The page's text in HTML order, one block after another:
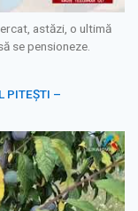
astăzi, o ultimă
se pensioneze.
PITEȘTI –